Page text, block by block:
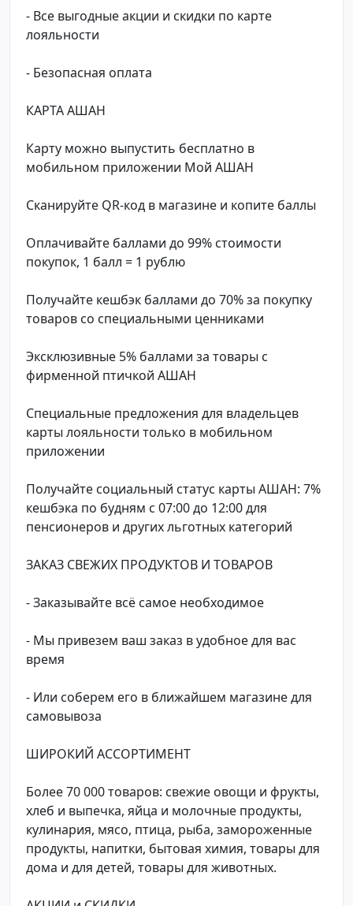
- Все выгодные акции и скидки по карте
лояльности
- Безопасная оплата
КАРТА АШАН
Карту можно выпустить бесплатно в
мобильном приложении Мой АШАН
Сканируйте QR-код в магазине и копите баллы
Оплачивайте баллами до 99% стоимости
покупок, 1 балл = 1 рублю
Получайте кешбэк баллами до 70% за покупку
товаров со специальными ценниками
Эксклюзивные 5% баллами за товары с
фирменной птичкой АШАН
Специальные предложения для владельцев
карты лояльности только в мобильном
приложении
Получайте социальный статус карты АШАН: 7%
кешбэка по будням с 07:00 до 12:00 для
пенсионеров и других льготных категорий
ЗАКАЗ СВЕЖИХ ПРОДУКТОВ И ТОВАРОВ
- Заказывайте всё самое необходимое
- Мы привезем ваш заказ в удобное для вас
время
- Или соберем его в ближайшем магазине для
самовывоза
ШИРОКИЙ АССОРТИМЕНТ
Более 70 000 товаров: свежие овощи и фрукты,
хлеб и выпечка, яйца и молочные продукты,
кулинария, мясо, птица, рыба, замороженные
продукты, напитки, бытовая химия, товары для
дома и для детей, товары для животных.